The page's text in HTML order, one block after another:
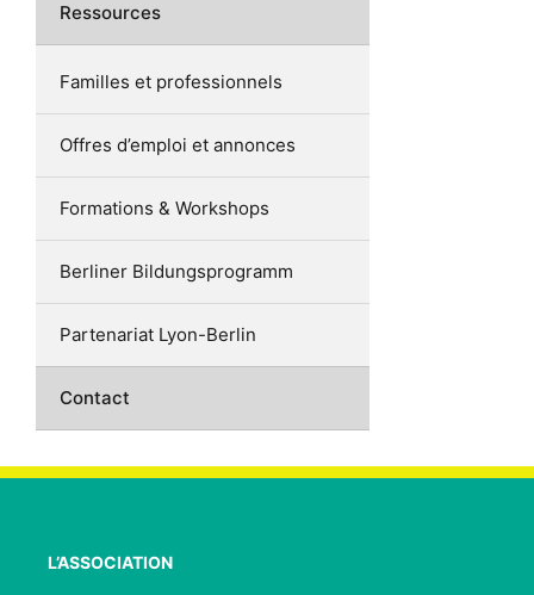
Ressources
Familles et professionnels
Offres d’emploi et annonces
Formations & Workshops
Berliner Bildungsprogramm
Partenariat Lyon-Berlin
Contact
L’ASSOCIATION